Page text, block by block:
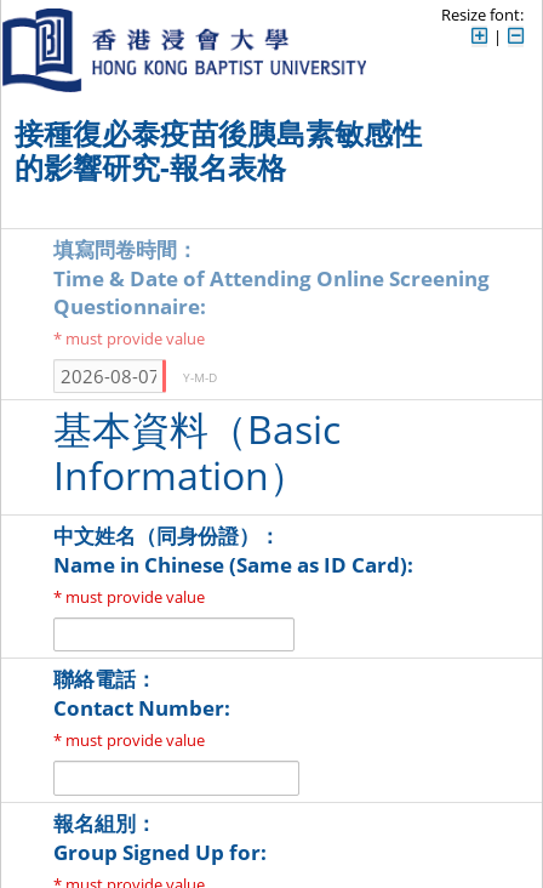
接種復必泰疫苗後胰島素敏感性
的影響研究-報名表格
Resize font:
|
填寫問卷時間：
Time & Date of Attending Online Screening
Questionnaire:
* must provide value
Y-M-D
基本資料（Basic
Information）
中文姓名（同身份證）：
Name in Chinese (Same as ID Card):
* must provide value
聯絡電話：
Contact Number:
* must provide value
報名組別：
Group Signed Up for: